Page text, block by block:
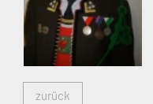
zurück